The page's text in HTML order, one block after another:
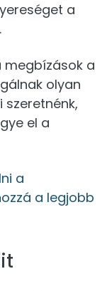
a
megbízások a
olyan
el a
a
a legjobb